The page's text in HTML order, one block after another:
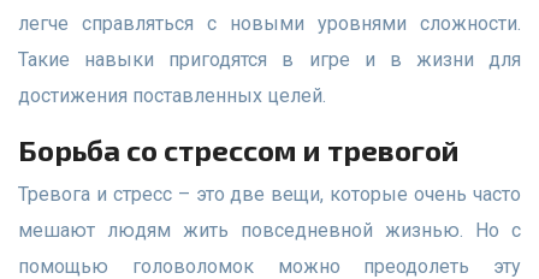
легче справляться с новыми уровнями сложности.
Такие навыки пригодятся в игре и в жизни для
достижения поставленных целей.
Борьба со стрессом и тревогой
Тревога и стресс – это две вещи, которые очень часто
мешают людям жить повседневной жизнью. Но с
помощью головоломок можно преодолеть эту